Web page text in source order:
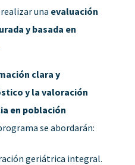
una evaluación
y basada en
clara y
y la valoración
en población
se abordarán:
geriátrica integral.